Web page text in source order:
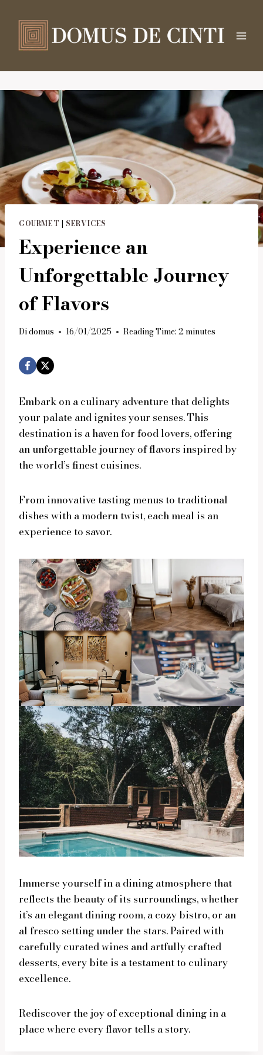
contenuto
GOURMET | SERVICES
Experience an
Unforgettable Journey
of Flavors
Didomus 16/01/2025 Reading Time: 2 minutes
Embark on a culinary adventure that delights
your palate and ignites your senses. This
destination is a haven for food lovers, offering
an unforgettable journey of flavors inspired by
the world’s finest cuisines.
From innovative tasting menus to traditional
dishes with a modern twist, each meal is an
experience to savor.
Immerse yourself in a dining atmosphere that
reflects the beauty of its surroundings, whether
it’s an elegant dining room, a cozy bistro, or an
al fresco setting under the stars. Paired with
carefully curated wines and artfully crafted
desserts, every bite is a testament to culinary
excellence.
Rediscover the joy of exceptional dining in a
place where every flavor tells a story.